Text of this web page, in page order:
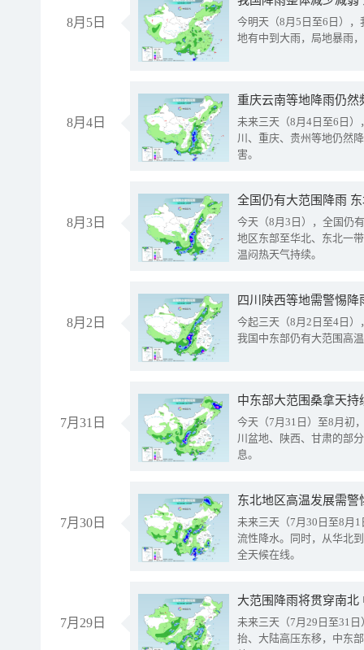
8月5日
今明天（8月5日至6日）
地有中到大雨，局地暴雨
8月4日
重庆云南等地降雨仍然
未来三天（8月4日至6日
川、重庆、贵州等地仍然
害。
8月3日
全国仍有大范围降雨
今天（8月3日），全国仍
地区东部至华北、东北一
温闷热天气持续。
8月2日
今起三天（8月2日至4日
我国中东部仍有大范围高
7月31日
中东部大范围桑拿天
今天（7月31日）至8月初
川盆地、陕西、甘肃的部
息。
7月30日
东北地区高温发展需
未来三天（7月30日至8月
流性降水。同时，从华北
全天候在线。
7月29日
大范围降雨将贯穿南
未来三天（7月29日至31
抬、大陆高压东移，中东